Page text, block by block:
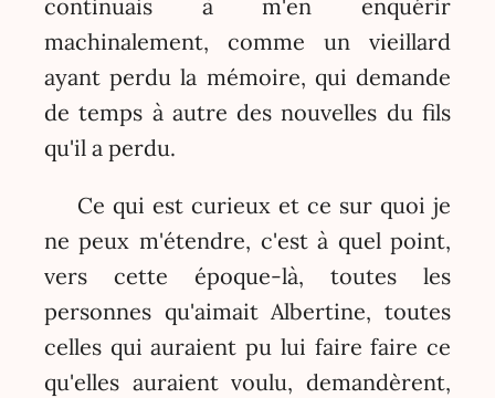
continuais à m'en enquérir
machinalement, comme un vieillard
ayant perdu la mémoire, qui demande
de temps à autre des nouvelles du fils
qu'il a perdu.
Ce qui est curieux et ce sur quoi je
ne peux m'étendre, c'est à quel point,
vers cette époque-là, toutes les
personnes qu'aimait Albertine, toutes
celles qui auraient pu lui faire faire ce
qu'elles auraient voulu, demandèrent,